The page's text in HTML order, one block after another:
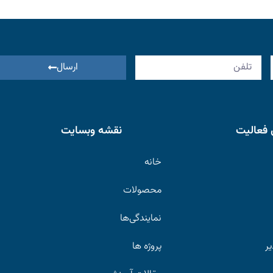
ارسال
نقشه وبسایت
خانه
محصولات
نمایندگی‌ها
پروژه ها
فعالیت